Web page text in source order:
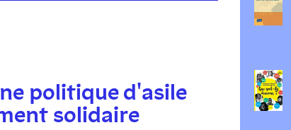
politique d'asile
solidaire